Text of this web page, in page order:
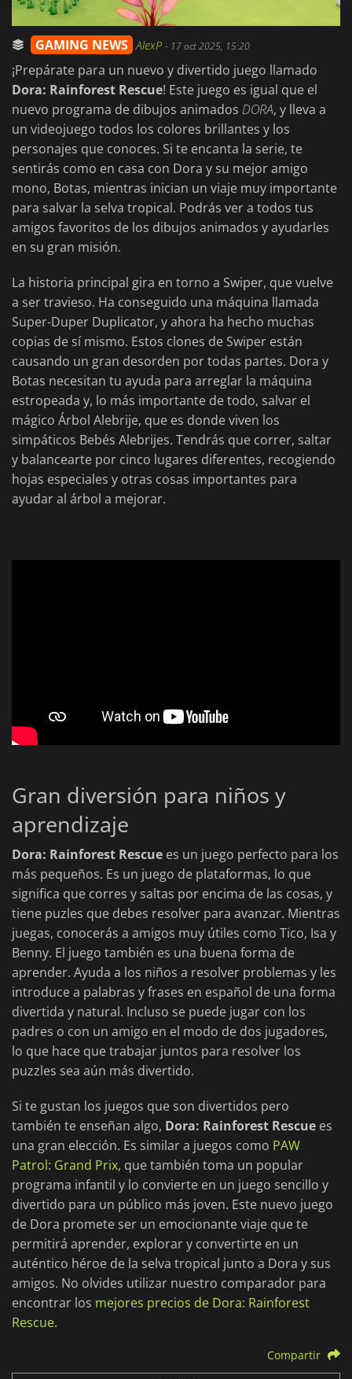
GAMING NEWS AlexP - 17 oct 2025, 15:20
¡Prepárate para un nuevo y divertido juego llamado
Dora: Rainforest Rescue! Este juego es igual que el
nuevo programa de dibujos animados DORA, y lleva a
un videojuego todos los colores brillantes y los
personajes que conoces. Si te encanta la serie, te
sentirás como en casa con Dora y su mejor amigo
mono, Botas, mientras inician un viaje muy importante
para salvar la selva tropical. Podrás ver a todos tus
amigos favoritos de los dibujos animados y ayudarles
en su gran misión.
La historia principal gira en torno a Swiper, que vuelve
a ser travieso. Ha conseguido una máquina llamada
Super-Duper Duplicator, y ahora ha hecho muchas
copias de sí mismo. Estos clones de Swiper están
causando un gran desorden por todas partes. Dora y
Botas necesitan tu ayuda para arreglar la máquina
estropeada y, lo más importante de todo, salvar el
mágico Árbol Alebrije, que es donde viven los
simpáticos Bebés Alebrijes. Tendrás que correr, saltar
y balancearte por cinco lugares diferentes, recogiendo
hojas especiales y otras cosas importantes para
ayudar al árbol a mejorar.
Gran diversión para niños y
aprendizaje
Dora: Rainforest Rescue es un juego perfecto para los
más pequeños. Es un juego de plataformas, lo que
significa que corres y saltas por encima de las cosas, y
tiene puzles que debes resolver para avanzar. Mientras
juegas, conocerás a amigos muy útiles como Tico, Isa y
Benny. El juego también es una buena forma de
aprender. Ayuda a los niños a resolver problemas y les
introduce a palabras y frases en español de una forma
divertida y natural. Incluso se puede jugar con los
padres o con un amigo en el modo de dos jugadores,
lo que hace que trabajar juntos para resolver los
puzzles sea aún más divertido.
Si te gustan los juegos que son divertidos pero
también te enseñan algo, Dora: Rainforest Rescue es
una gran elección. Es similar a juegos como PAW
Patrol: Grand Prix, que también toma un popular
programa infantil y lo convierte en un juego sencillo y
divertido para un público más joven. Este nuevo juego
de Dora promete ser un emocionante viaje que te
permitirá aprender, explorar y convertirte en un
auténtico héroe de la selva tropical junto a Dora y sus
amigos. No olvides utilizar nuestro comparador para
encontrar los mejores precios de Dora: Rainforest
Rescue.
Compartir